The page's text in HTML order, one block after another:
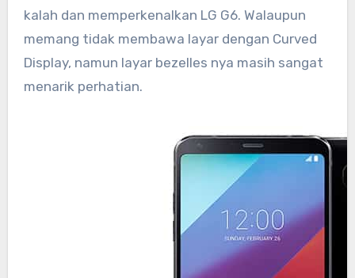
kalah dan memperkenalkan LG G6. Walaupun
memang tidak membawa layar dengan Curved
Display, namun layar bezelles nya masih sangat
menarik perhatian.